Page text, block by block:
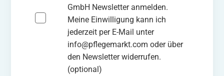
GmbH Newsletter anmelden.
Meine Einwilligung kann ich
jederzeit per E-Mail unter
info@pflegemarkt.com oder über
den Newsletter widerrufen.
(optional)